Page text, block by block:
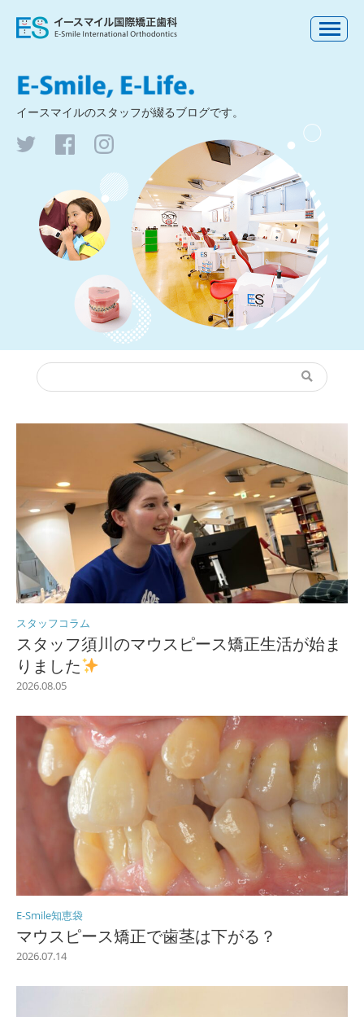
イースマイルのスタッフが綴るブログです。
スタッフコラム
スタッフ須川のマウスピース矯正生活が始ま
りました
2026.08.05
E-Smile知恵袋
マウスピース矯正で歯茎は下がる？
2026.07.14